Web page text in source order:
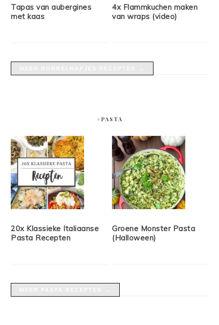
Tapas van aubergines
met kaas
4x Flammkuchen maken
van wraps (video)
#PASTA
20x Klassieke Italiaanse
Pasta Recepten
Groene Monster Pasta
(Halloween)